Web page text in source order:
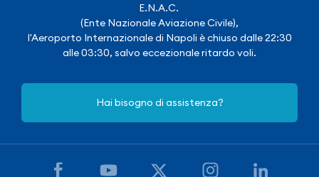
E.N.A.C.
(Ente Nazionale Aviazione Civile),
l'Aeroporto Internazionale di Napoli è chiuso dalle 22:30
alle 03:30, salvo eccezionale ritardo voli.
Hai bisogno di assistenza?